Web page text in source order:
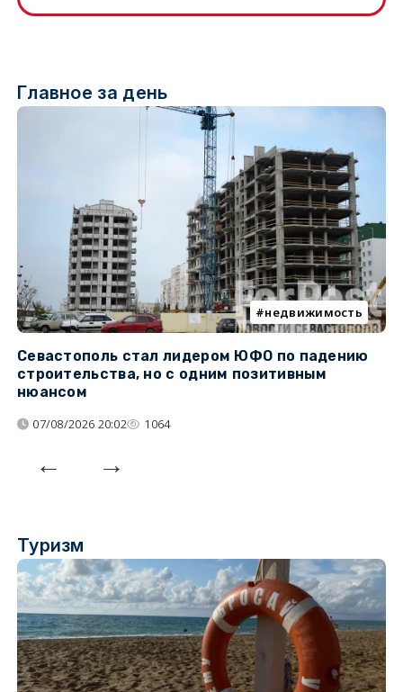
Главное за день
недвижимость
Севастополь стал лидером ЮФО по падению
строительства, но с одним позитивным
нюансом
07/08/2026 20:02 1064
Туризм